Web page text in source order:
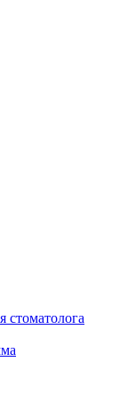
стоматолога